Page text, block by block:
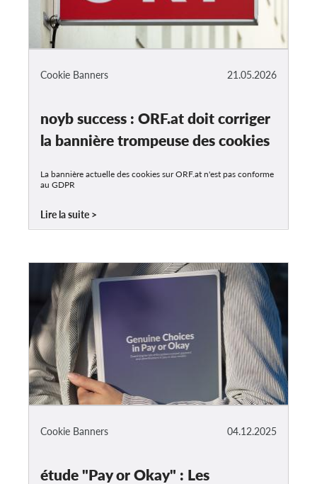
21.05.2026
Cookie Banners
noyb success : ORF.at doit corriger
la bannière trompeuse des cookies
La bannière actuelle des cookies sur ORF.at n'est pas conforme
au GDPR
Lire la suite
04.12.2025
Cookie Banners
étude "Pay or Okay" : Les